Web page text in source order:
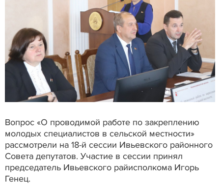
Вопрос «О проводимой работе по закреплению
молодых специалистов в сельской местности»
рассмотрели на 18-й сессии Ивьевского районного
Совета депутатов. Участие в сессии принял
председатель Ивьевского райисполкома Игорь
Генец.